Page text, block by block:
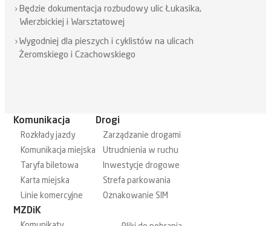
Będzie dokumentacja rozbudowy ulic Łukasika,
Wierzbickiej i Warsztatowej
Wygodniej dla pieszych i cyklistów na ulicach
Żeromskiego i Czachowskiego
Komunikacja
Rozkłady jazdy
Komunikacja miejska
Taryfa biletowa
Karta miejska
Linie komercyjne
Drogi
Zarządzanie drogami
Utrudnienia w ruchu
Inwestycje drogowe
Strefa parkowania
Oznakowanie SIM
MZDiK